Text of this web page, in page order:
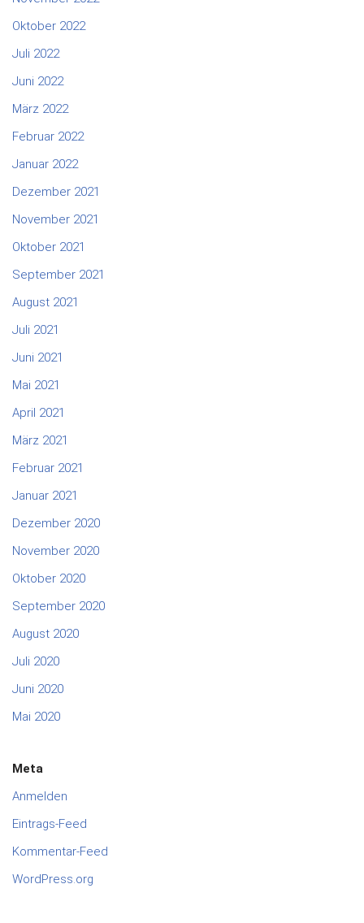
Oktober 2022
Juli 2022
Juni 2022
März 2022
Februar 2022
Januar 2022
Dezember 2021
November 2021
Oktober 2021
September 2021
August 2021
Juli 2021
Juni 2021
Mai 2021
April 2021
März 2021
Februar 2021
Januar 2021
Dezember 2020
November 2020
Oktober 2020
September 2020
August 2020
Juli 2020
Juni 2020
Mai 2020
Meta
Anmelden
Eintrags-Feed
Kommentar-Feed
WordPress.org